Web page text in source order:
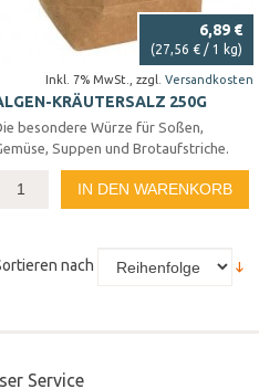
6,89 €
Inkl. 7% MwSt. zzgl. Versandkosten
(27,56 € / 1 kg)
KRÄUTERSALZ 250G
besondere Würze für Soßen,
Suppen und Brotaufstriche.
IN DEN WARENKORB
nach
Service